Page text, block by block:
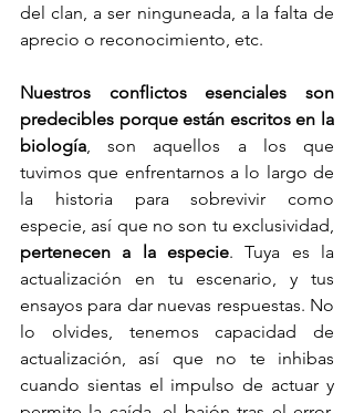
del clan, a ser ninguneada, a la falta de
aprecio o reconocimiento, etc.
Nuestros conflictos esenciales son
predecibles porque están escritos en la
biología, son aquellos a los que
tuvimos que enfrentarnos a lo largo de
la historia para sobrevivir como
pertenecen a la especie. Tuya es la
actualización en tu escenario, y tus
ensayos para dar nuevas respuestas. No
lo olvides, tenemos capacidad de
actualización, así que no te inhibas
cuando sientas el impulso de actuar y